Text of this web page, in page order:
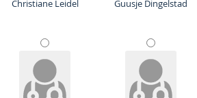
Christiane Leidel Guusje Dingelstad